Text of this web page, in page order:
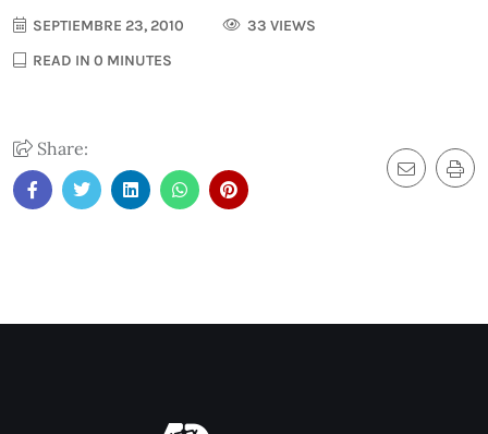
SEPTIEMBRE 23, 2010
33 VIEWS
READ IN 0 MINUTES
Share: